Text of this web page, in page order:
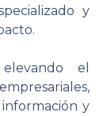
y
el
y